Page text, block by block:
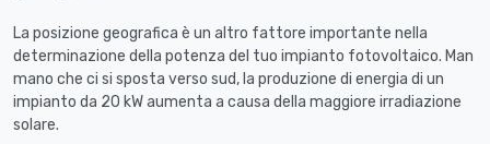
La posizione geografica è un altro fattore importante nella
determinazione della potenza del tuo impianto fotovoltaico. Man
mano che ci si sposta verso sud, la produzione di energia di un
impianto da 20 kW aumenta a causa della maggiore irradiazione
solare.